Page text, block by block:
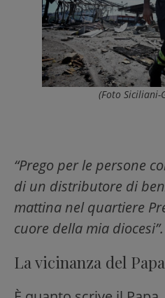
(Foto Siciliani-
“Prego per le persone
di un distributore di
mattina nel quartiere
cuore della mia diocesi”.
La vicinanza del Papa